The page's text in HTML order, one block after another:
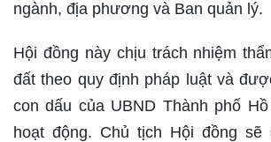
ngành, địa phương và Ban quản lý.
Hội đồng này chịu trách nhiệm
đất theo quy định pháp luật và
con dấu của UBND Thành phố
hoạt động. Chủ tịch Hội đồng sẽ